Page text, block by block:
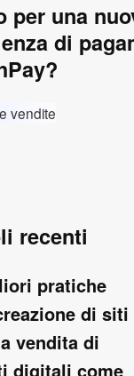
per una
di
vendite
recenti
pratiche
di siti
vendita di
digitali come